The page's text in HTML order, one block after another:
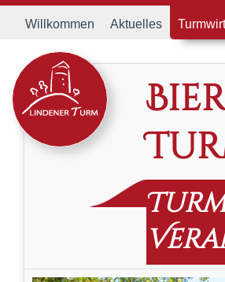
Willkommen Aktuelles